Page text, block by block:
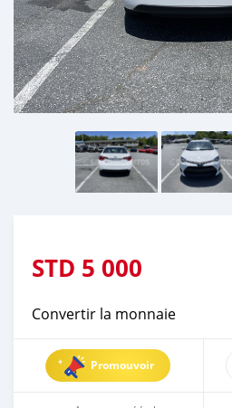
STD 5 000
Convertir la monnaie
Promouvoir